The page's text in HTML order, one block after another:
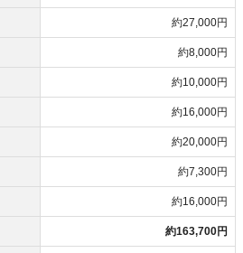
約27,000円
約8,000円
約10,000円
約16,000円
約20,000円
約7,300円
約16,000円
約163,700円